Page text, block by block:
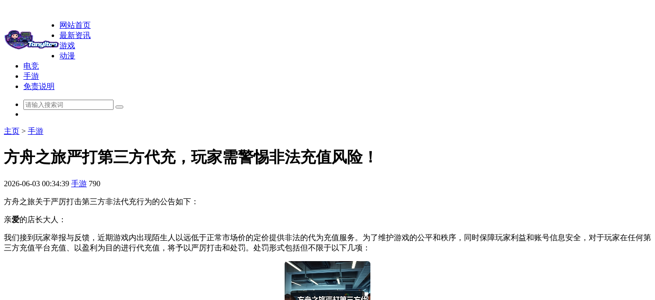
网站首页
最新资讯
游戏
动漫
电竞
手游
免责说明
主页 > 手游
方舟之旅严打第三方代充，玩家需警惕非法充值风险！
2026-06-03 00:34:39 手游 790
方舟之旅关于严厉打击第三方非法代充行为的公告如下：
亲爱的店长大人：
我们接到玩家举报与反馈，近期游戏内出现陌生人以远低于正常市场价的定价提供非法的代为充值服务。为了维护游戏的公平和秩序，同时保障玩家利益和账号信息安全，对于玩家在任何第
三方充值平台充值、以盈利为目的进行代充值，将予以严厉打击和处罚。处罚形式包括但不限于以下几项：